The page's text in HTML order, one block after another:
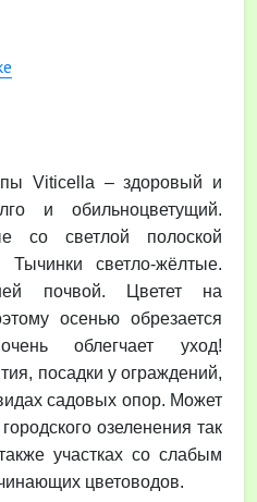
Viticella – здоровый и
и обильноцветущий.
со светлой полоской
Тычинки светло-жёлтые.
почвой. Цветет на
осенью обрезается
облегчает уход!
посадки у ограждений,
садовых опор. Может
озеленения так
участках со слабым
цветоводов.